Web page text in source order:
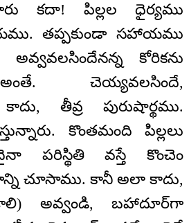
కదా! పిల్లల ధైర్యము
తప్పకుండా సహాయము
అవ్వవలసిందేనన్న కోరికను
చెయ్యవలసిందే,
తీవ్ర పురుషార్థము.
కొంతమంది పిల్లలు
పరిస్థితి వస్తే కొంచెం
చూసాము. కానీ అలా కాదు,
అవ్వండి, బహాదూర్‌గా